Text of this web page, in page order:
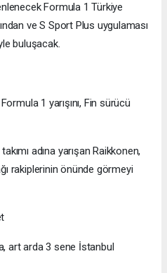
Formula 1 Türkiye
ve S Sport Plus uygulaması
buluşacak.
1 yarışını, Fin sürücü
adına yarışan Raikkonen,
rakiplerinin önünde görmeyi
art arda 3 sene İstanbul